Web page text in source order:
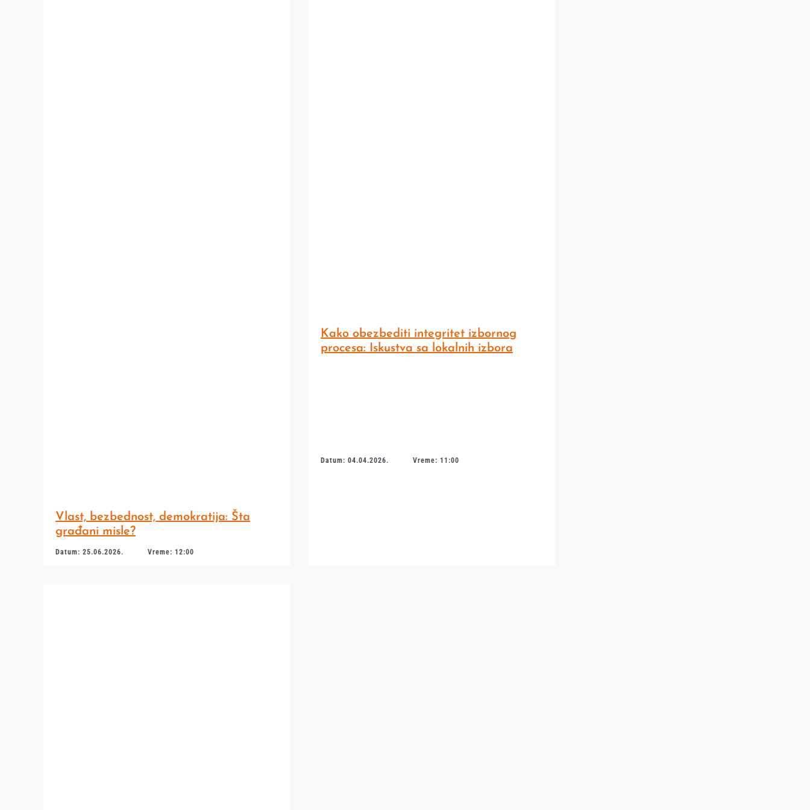
Vlast, bezbednost, demokratija: Šta
građani misle?
Datum: 25.06.2026. Vreme: 12:00
Kako obezbediti integritet izbornog
procesa: Iskustva sa lokalnih izbora
Datum: 04.04.2026. Vreme: 11:00